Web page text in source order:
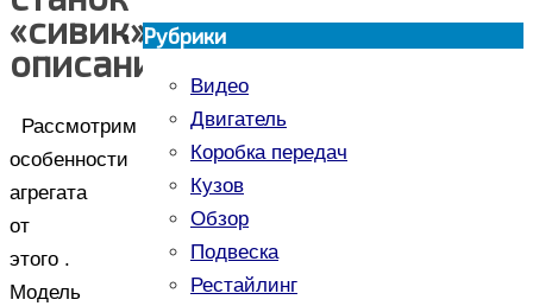
«сивик»:
описание
Рассмотрим
особенности
агрегата
от
этого .
Модель
Рубрики
Видео
Двигатель
Коробка передач
Кузов
Обзор
Подвеска
Рестайлинг